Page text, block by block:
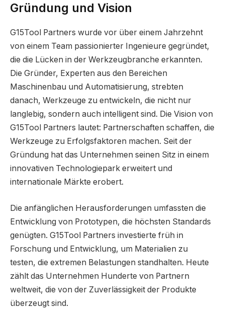
Gründung und Vision
G15Tool Partners wurde vor über einem Jahrzehnt
von einem Team passionierter Ingenieure gegründet,
die die Lücken in der Werkzeugbranche erkannten.
Die Gründer, Experten aus den Bereichen
Maschinenbau und Automatisierung, strebten
danach, Werkzeuge zu entwickeln, die nicht nur
langlebig, sondern auch intelligent sind. Die Vision von
G15Tool Partners lautet: Partnerschaften schaffen, die
Werkzeuge zu Erfolgsfaktoren machen. Seit der
Gründung hat das Unternehmen seinen Sitz in einem
innovativen Technologiepark erweitert und
internationale Märkte erobert.
Die anfänglichen Herausforderungen umfassten die
Entwicklung von Prototypen, die höchsten Standards
genügten. G15Tool Partners investierte früh in
Forschung und Entwicklung, um Materialien zu
testen, die extremen Belastungen standhalten. Heute
zählt das Unternehmen Hunderte von Partnern
weltweit, die von der Zuverlässigkeit der Produkte
überzeugt sind.